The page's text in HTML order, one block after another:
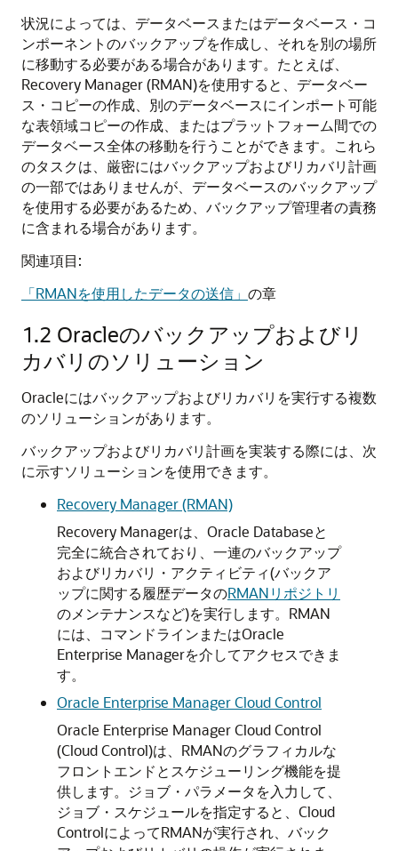
状況によっては、データベースまたはデータベース・コ
ンポーネントのバックアップを作成し、それを別の場所
に移動する必要がある場合があります。たとえば、
Recovery Manager (RMAN)を使用すると、データベー
ス・コピーの作成、別のデータベースにインポート可能
な表領域コピーの作成、またはプラットフォーム間での
データベース全体の移動を行うことができます。これら
のタスクは、厳密にはバックアップおよびリカバリ計画
の一部ではありませんが、データベースのバックアップ
を使用する必要があるため、バックアップ管理者の責務
に含まれる場合があります。
関連項目:
「RMANを使用したデータの送信」 の章
1.2 Oracleのバックアップおよびリ
カバリのソリューション
Oracleにはバックアップおよびリカバリを実行する複数
のソリューションがあります。
バックアップおよびリカバリ計画を実装する際には、次
に示すソリューションを使用できます。
Recovery Manager (RMAN)
Recovery Managerは、Oracle Databaseと
完全に統合されており、一連のバックアップ
およびリカバリ・アクティビティ(バックア
ップに関する履歴データのRMANリポジトリ
のメンテナンスなど)を実行します。RMAN
には、コマンドラインまたはOracle
Enterprise Managerを介してアクセスできま
す。
Oracle Enterprise Manager Cloud Control
Oracle Enterprise Manager Cloud Control
(Cloud Control)は、RMANのグラフィカルな
フロントエンドとスケジューリング機能を提
供します。ジョブ・パラメータを入力して、
ジョブ・スケジュールを指定すると、Cloud
ControlによってRMANが実行され、バック